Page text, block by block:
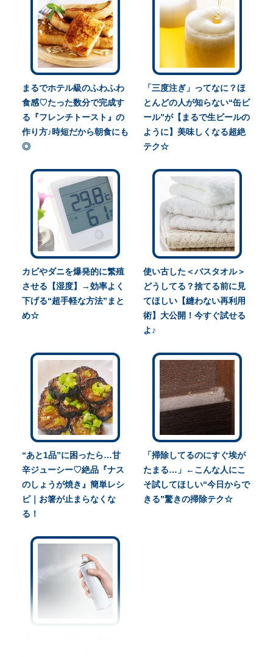
まるでホテル級のふわふわ
食感♡たった数分で完成す
る『フレンチトースト』の
作り方♪時短だから朝食にも
◎
「三度注ぎ」ってなに？ほ
とんどの人が知らない“缶ビ
ール”が【まるで生ビールの
ように】美味しくなる超絶
テク☆
カビやダニを爆発的に繁殖
させる【湿度】→効率よく
下げる“超手軽な方法”まと
め☆
使い古した＜バスタオル＞
どうしてる？捨てる前に見
てほしい【縫わない再利用
術】大公開！今すぐ試せる
よ♪
“あと1品”に困ったら…甘
辛ジューシー♡絶品『ナス
のしょうが焼き』簡単レシ
ピ｜お箸が止まらなくな
る！
「掃除してるのにすぐ埃が
たまる…」←こんな人にこ
そ試してほしい“今日からで
きる”驚きの掃除テク☆